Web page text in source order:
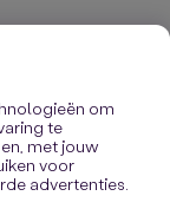
om
te
met jouw
voor
advertenties.